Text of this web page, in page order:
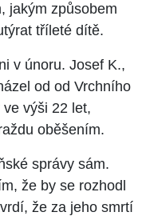
jakým způsobem
tříleté dítě.
v únoru. Josef K.,
od od Vrchního
výši 22 let,
oběšením.
správy sám.
že by se rozhodl
že za jeho smrtí